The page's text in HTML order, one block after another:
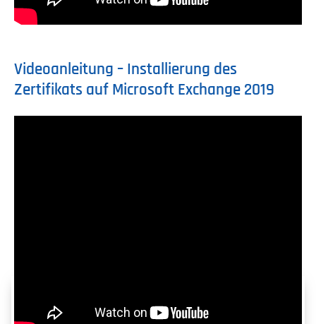
Videoanleitung – Installierung des
Zertifikats auf Microsoft Exchange 2019